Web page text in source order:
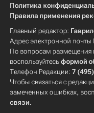
Политика
Правила применения
Главный редактор:
Адрес электронной почты
По вопросам размещения
воспользуйтесьформой
Телефон Редакции: 7
Чтобы связаться с
замеченных ошибках,
связи.